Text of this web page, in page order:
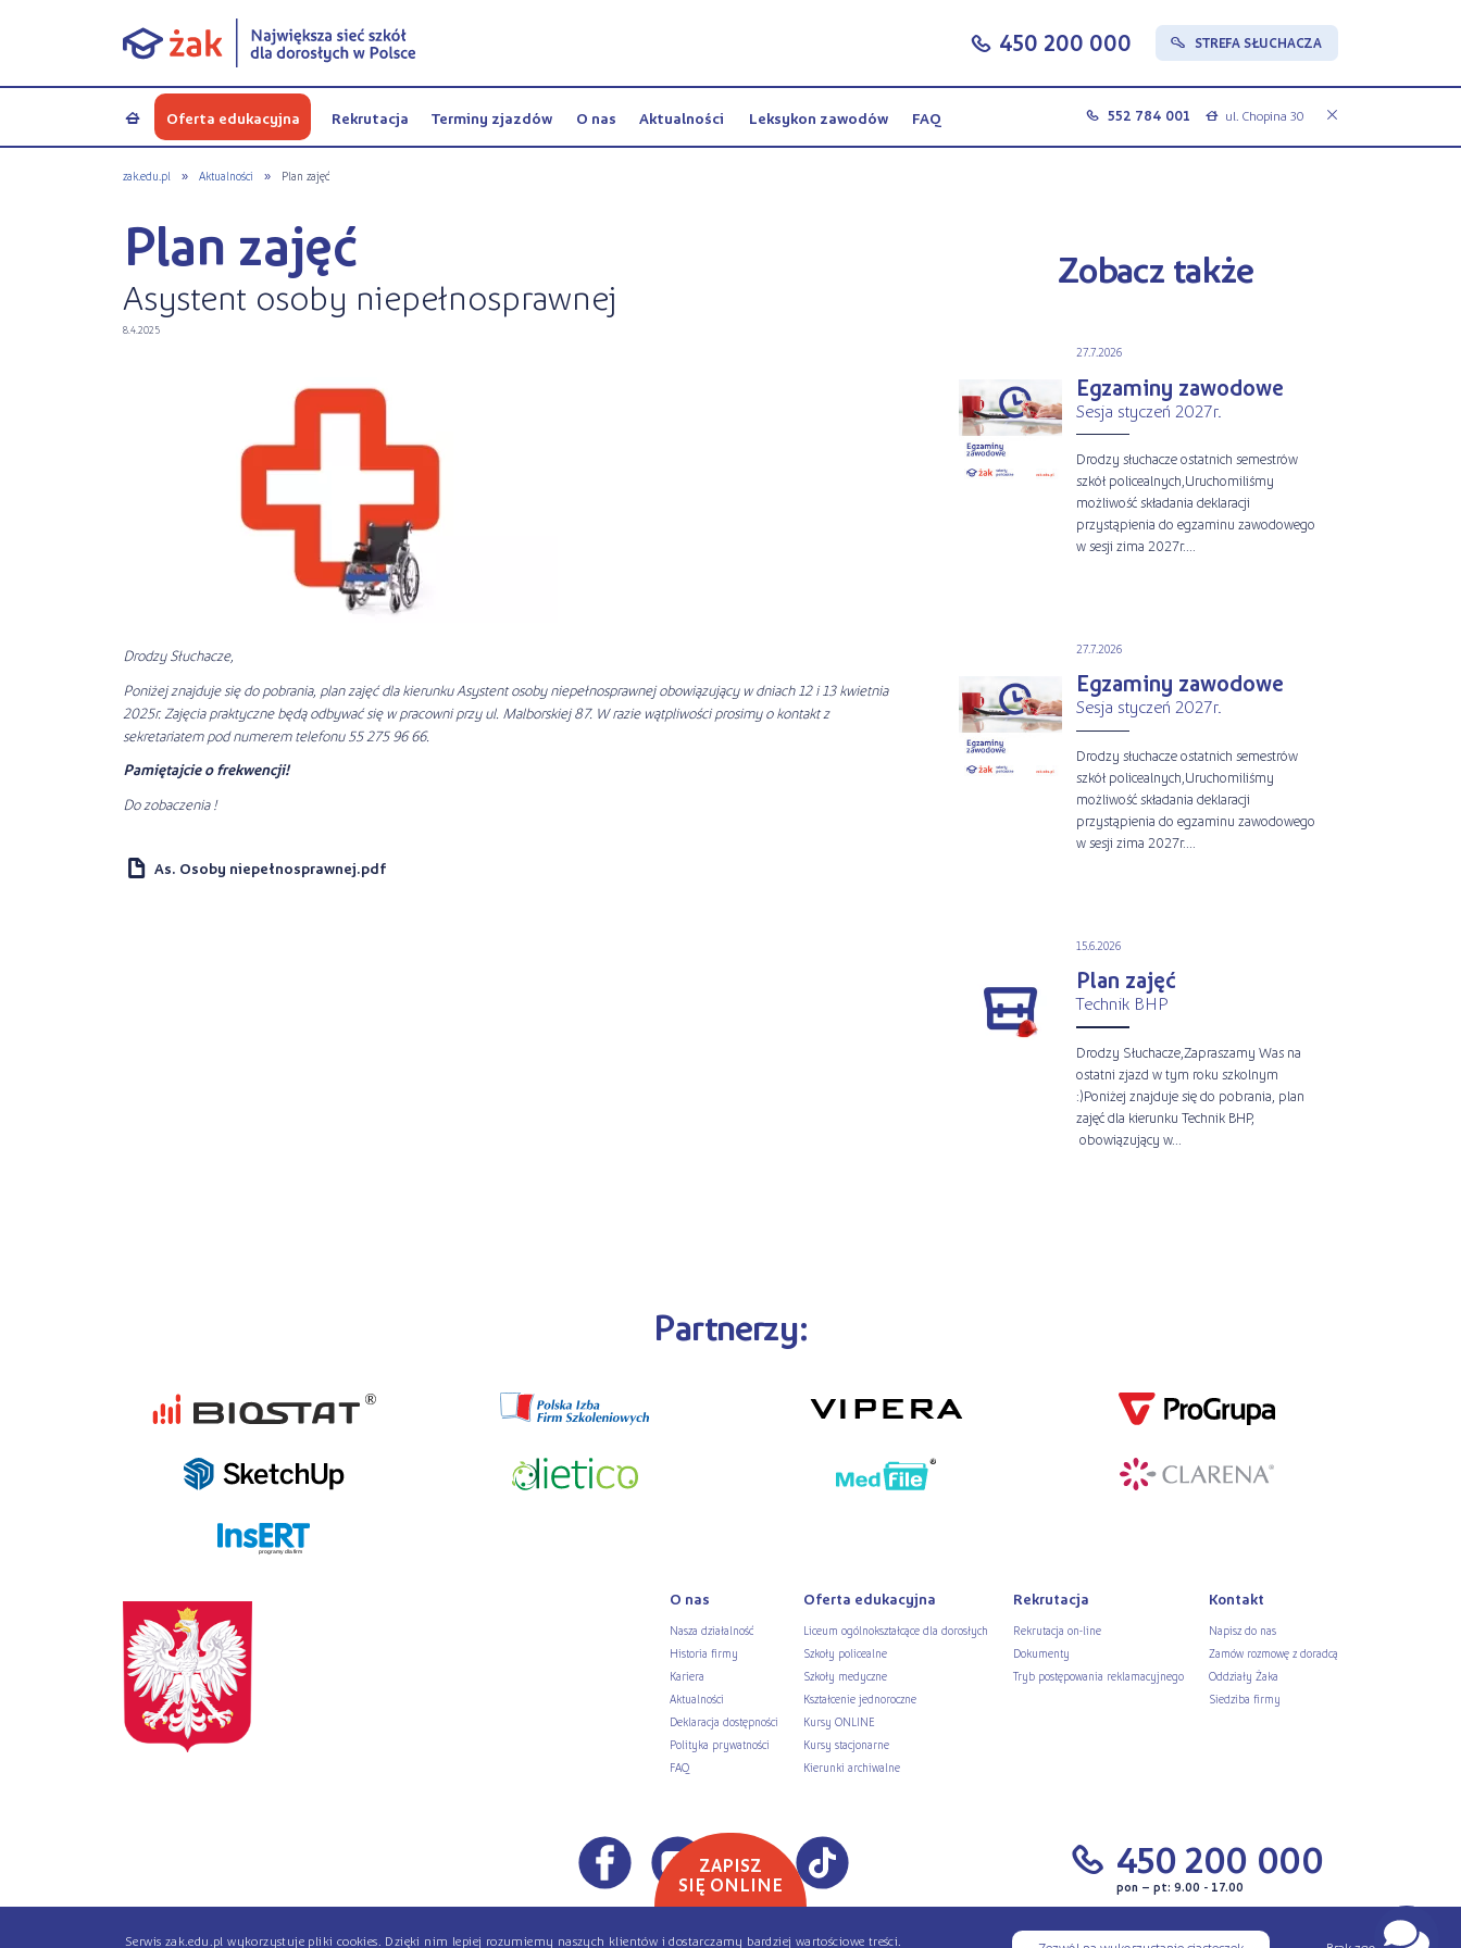
a Oferta edukacyjna Rekrutacja Terminy zjazdów O nas Aktualności Leksykon zawodów FAQ
c 450 200 000 s STREFA SŁUCHACZA
c 552 784 001 a ul. Chopina 30
zak.edu.pl » Aktualności » Plan zajęć
Plan zajęć
Asystent osoby niepełnosprawnej
8.4.2025
Drodzy Słuchacze,
Poniżej znajduje się do pobrania, plan zajęć dla kierunku Asystent osoby niepełnosprawnej obowiązujący w dniach 12 i 13 kwietnia
2025r. Zajęcia praktyczne będą odbywać się w pracowni przy ul. Malborskiej 87. W razie wątpliwości prosimy o kontakt z
sekretariatem pod numerem telefonu 55 275 96 66.
Pamiętajcie o frekwencji!
Do zobaczenia !
d As. Osoby niepełnosprawnej.pdf
Zobacz także
27.7.2026
Egzaminy zawodowe
Sesja styczeń 2027r.
Drodzy słuchacze ostatnich semestrów
szkół policealnych,Uruchomiliśmy
możliwość składania deklaracji
przystąpienia do egzaminu zawodowego
w sesji zima 2027r....
27.7.2026
Egzaminy zawodowe
Sesja styczeń 2027r.
Drodzy słuchacze ostatnich semestrów
szkół policealnych,Uruchomiliśmy
możliwość składania deklaracji
przystąpienia do egzaminu zawodowego
w sesji zima 2027r....
15.6.2026
Plan zajęć
Technik BHP
Drodzy Słuchacze,Zapraszamy Was na
ostatni zjazd w tym roku szkolnym
:)Poniżej znajduje się do pobrania, plan
zajęć dla kierunku Technik BHP,
obowiązujący w...
Partnerzy:
programy dla firm
O nas
Nasza działalność
Historia firmy
Kariera
Aktualności
Deklaracja dostępności
Polityka prywatności
FAQ
Oferta edukacyjna
Liceum ogólnokształcące dla dorosłych
Szkoły policealne
Szkoły medyczne
Kształcenie jednoroczne
Kursy ONLINE
Kursy stacjonarne
Kierunki archiwalne
Rekrutacja
Rekrutacja on-line
Dokumenty
Tryb postępowania reklamacyjnego
Kontakt
Napisz do nas
Zamów rozmowę z doradcą
Oddziały Żaka
Siedziba firmy
450 200 000
pon – pt: 9.00 - 17.00
ZAPISZ
SIĘ ONLINE
Serwis zak.edu.pl wykorzystuje pliki cookies. Dzięki nim lepiej rozumiemy naszych klientów i dostarczamy bardziej wartościowe treści.